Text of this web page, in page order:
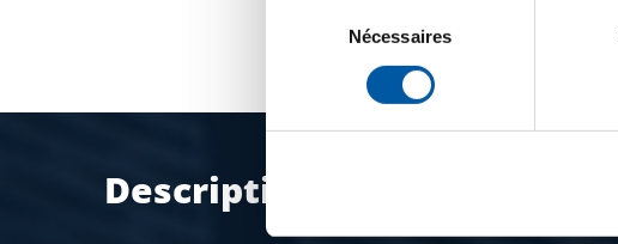
consentement
Nécessaires
Description du produit